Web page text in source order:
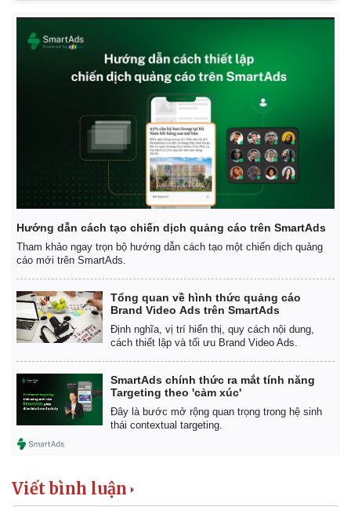
Thị trường
Giá vàng
Tiêu dùng
Tỷ giá
Chứng khoán
Giá cà phê
Hướng dẫn cách tạo chiến dịch quảng cáo trên SmartAds
Tham khảo ngay trọn bộ hướng dẫn cách tạo một chiến dịch quảng
cáo mới trên SmartAds.
Tổng quan về hình thức quảng cáo
Brand Video Ads trên SmartAds
Định nghĩa, vị trí hiển thị, quy cách nội dung,
cách thiết lập và tối ưu Brand Video Ads.
SmartAds chính thức ra mắt tính năng
Targeting theo 'cảm xúc'
Đây là bước mở rộng quan trọng trong hệ sinh
thái contextual targeting.
Viết bình luận